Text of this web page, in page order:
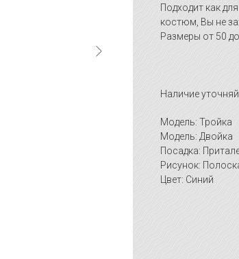
Подходит как
костюм, Вы не
Размеры от 50
Наличие
Модель: Тройка
Модель: Двойка
Посадка:
Рисунок:
Цвет: Синий